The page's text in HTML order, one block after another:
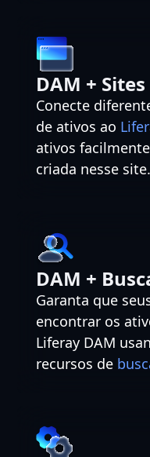
DAM + Sites
Conecte
de ativos ao
ativos
criada nesse site.
DAM +
Garanta que
encontrar os
Liferay DAM
recursos de